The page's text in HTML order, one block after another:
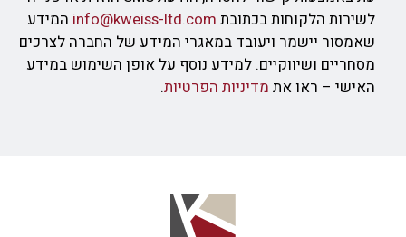
לשירות הלקוחות בכתובת info@kweiss-ltd.com המידע
שאמסור יישמר ויעובד במאגרי המידע של החברה לצרכים
מסחריים ושיווקיים. למידע נוסף על אופן השימוש במידע
האישי – ראו את מדיניות הפרטיות.